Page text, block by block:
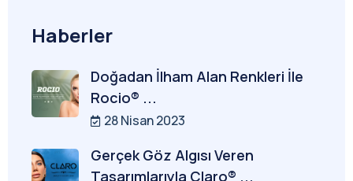
Haberler
Doğadan İlham Alan Renkleri İle
Rocio® ...
28 Nisan 2023
Gerçek Göz Algısı Veren
Tasarımlarıyla Claro® ...